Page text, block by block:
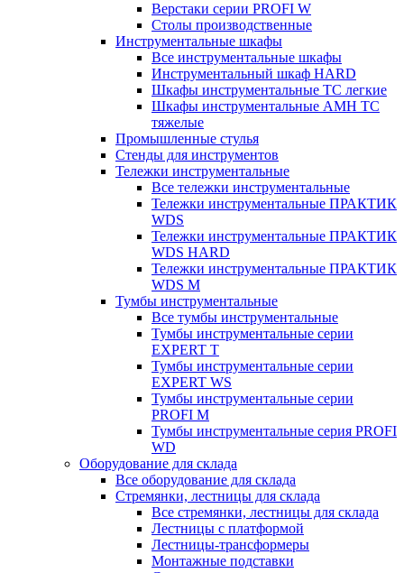
Верстаки серии PROFI W
Столы производственные
Инструментальные шкафы
Все инструментальные шкафы
Инструментальный шкаф HARD
Шкафы инструментальные ТС легкие
Шкафы инструментальные AMH TC
тяжелые
Промышленные стулья
Стенды для инструментов
Тележки инструментальные
Все тележки инструментальные
Тележки инструментальные ПРАКТИК
WDS
Тележки инструментальные ПРАКТИК
WDS HARD
Тележки инструментальные ПРАКТИК
WDS M
Тумбы инструментальные
Все тумбы инструментальные
Тумбы инструментальные серии
EXPERT T
Тумбы инструментальные серии
EXPERT WS
Тумбы инструментальные серии
PROFI M
Тумбы инструментальные серия PROFI
WD
Оборудование для склада
Все оборудование для склада
Стремянки, лестницы для склада
Все стремянки, лестницы для склада
Лестницы с платформой
Лестницы-трансформеры
Монтажные подставки